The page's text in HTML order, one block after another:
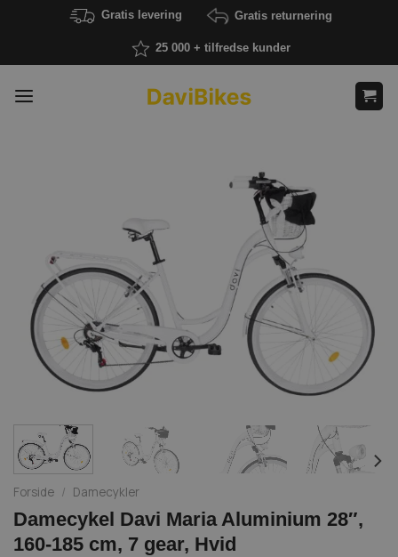
Gratis levering Gratis returnering
25 000 + tilfredse kunder
Forside / Damecykler
Damecykel Davi Maria Aluminium 28″,
160-185 cm, 7 gear, Hvid